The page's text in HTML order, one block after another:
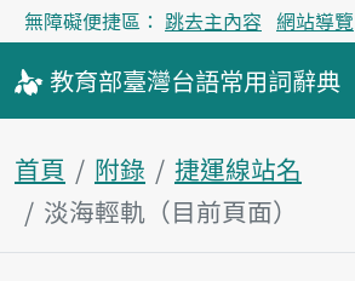
無障礙便捷區： 跳去主內容 網站導覽
教育部臺灣台語常用詞辭典
首頁 附錄
捷運線站名
淡海輕軌（目前頁面）